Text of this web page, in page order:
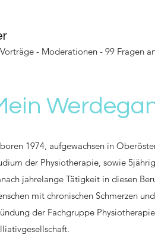
- Moderationen - 99 Fragen
1974, aufgewachsen in
der Physiotherapie, sowie
jahrelange Tätigkeit in diesen
mit chronischen Schmerzen
der Fachgruppe